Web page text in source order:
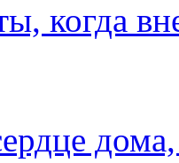
когда
дома,